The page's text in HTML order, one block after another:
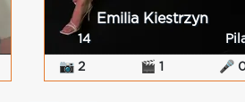
Emilia Kiestrzyn
14
📷 2 🎬 1 🎤